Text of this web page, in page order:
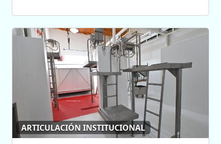
ARTICULACIÓN INSTITUCIONAL